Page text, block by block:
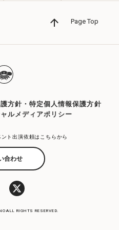
Page Top
方針・特定個人情報保護方針
ルメディアポリシー
ト出演依頼はこちらから
合わせ
ALL RIGHTS RESERVED.